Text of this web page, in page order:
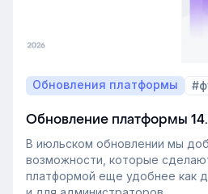
Обновления платформы
Обновление платформы
В июльском обновлении мы
возможности, которые
платформой еще удобнее как